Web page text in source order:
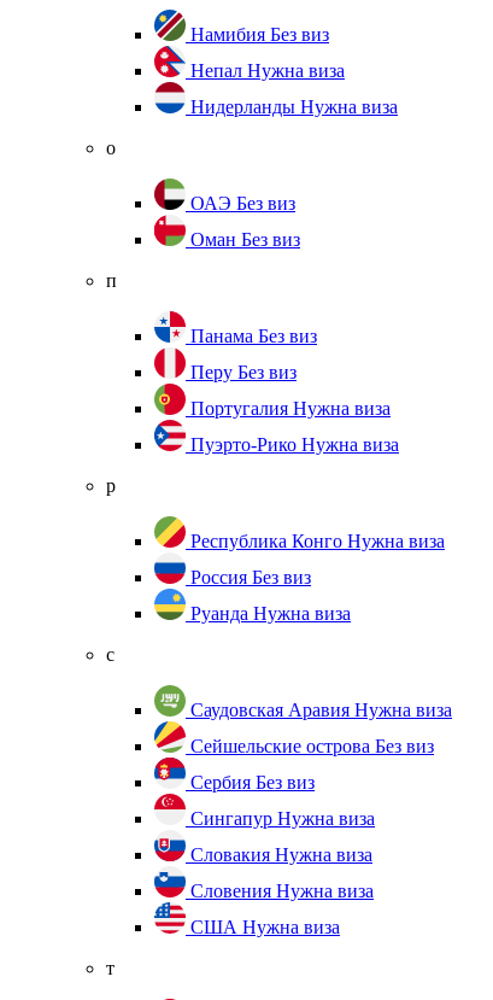
Намибия Без виз
Непал Нужна виза
Нидерланды Нужна виза
о
ОАЭ Без виз
Оман Без виз
п
Панама Без виз
Перу Без виз
Португалия Нужна виза
Пуэрто-Рико Нужна виза
р
Республика Конго Нужна виза
Россия Без виз
Руанда Нужна виза
с
Саудовская Аравия Нужна виза
Сейшельские острова Без виз
Сербия Без виз
Сингапур Нужна виза
Словакия Нужна виза
Словения Нужна виза
США Нужна виза
т